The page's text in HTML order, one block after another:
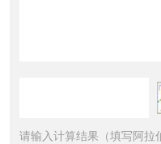
请输入计算结果（填写阿拉